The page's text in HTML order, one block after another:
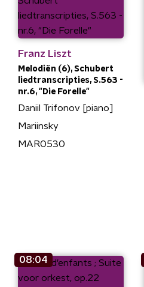
Franz Liszt
Melodiën (6), Schubert
liedtranscripties, S.563 -
nr.6, "Die Forelle"
Daniil Trifonov [piano]
Mariinsky
MAR0530
08:04